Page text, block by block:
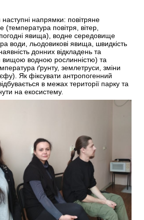
наступні напрямки: повітряне
повітря, вітер,
явища), водне середовище
води, льодовикові явища, швидкість
донних відкладень та
вищою водною рослинністю) та
ґрунту, землетруси, зміни
Як фіксувати антропогенний
в межах території парку та
на екосистему.